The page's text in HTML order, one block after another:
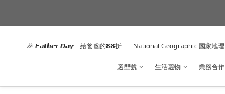
🎉 𝙁𝙖𝙩𝙝𝙚𝙧 𝘿𝙖𝙮｜給爸爸的𝟴𝟴折 National Geographic 國家地理
選型號 生活選物 業務合作